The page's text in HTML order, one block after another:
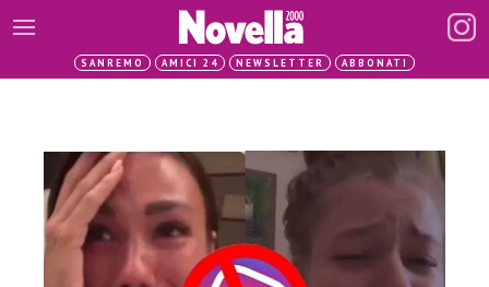
SANREMO AMICI 24 NEWSLETTER ABBONATI